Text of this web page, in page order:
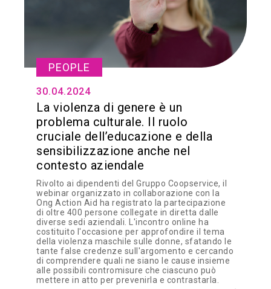
PEOPLE
30.04.2024
La violenza di genere è un
problema culturale. Il ruolo
cruciale dell’educazione e della
sensibilizzazione anche nel
contesto aziendale
Rivolto ai dipendenti del Gruppo Coopservice, il
webinar organizzato in collaborazione con la
Ong Action Aid ha registrato la partecipazione
di oltre 400 persone collegate in diretta dalle
diverse sedi aziendali. L'incontro online ha
costituito l'occasione per approfondire il tema
della violenza maschile sulle donne, sfatando le
tante false credenze sull'argomento e cercando
di comprendere quali ne siano le cause insieme
alle possibili contromisure che ciascuno può
mettere in atto per prevenirla e contrastarla.